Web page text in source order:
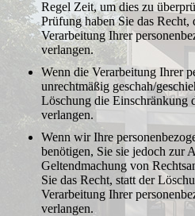
Regel Zeit, um dies zu
Prüfung haben Sie das
Verarbeitung Ihrer
verlangen.
Wenn die Verarbeitung Ihrer
unrechtmäßig geschah/
Löschung die Einschränkung
verlangen.
Wenn wir Ihre
benötigen, Sie sie jedoch zur
Geltendmachung von
Sie das Recht, statt der
Verarbeitung Ihrer
verlangen.